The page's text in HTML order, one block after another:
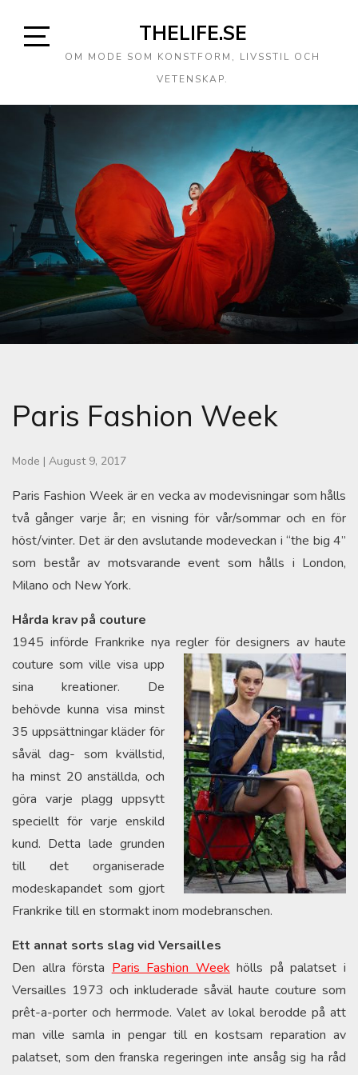
THELIFE.SE
OM MODE SOM KONSTFORM, LIVSSTIL OCH
VETENSKAP.
Paris Fashion Week
Mode | August 9, 2017
Paris Fashion Week är en vecka av modevisningar som hålls
två gånger varje år; en visning för vår/sommar och en för
höst/vinter. Det är den avslutande modeveckan i “the big 4”
som består av motsvarande event som hålls i London,
Milano och New York.
Hårda krav på couture
1945 införde Frankrike nya regler för designers av haute
couture som ville visa upp
sina kreationer. De
behövde kunna visa minst
35 uppsättningar kläder för
såväl dag- som kvällstid,
ha minst 20 anställda, och
göra varje plagg uppsytt
speciellt för varje enskild
kund. Detta lade grunden
till det organiserade
modeskapandet som gjort
Frankrike till en stormakt inom modebranschen.
Ett annat sorts slag vid Versailles
Den allra första Paris Fashion Week hölls på palatset i
Versailles 1973 och inkluderade såväl haute couture som
prêt-a-porter och herrmode. Valet av lokal berodde på att
man ville samla in pengar till en kostsam reparation av
palatset, som den franska regeringen inte ansåg sig ha råd